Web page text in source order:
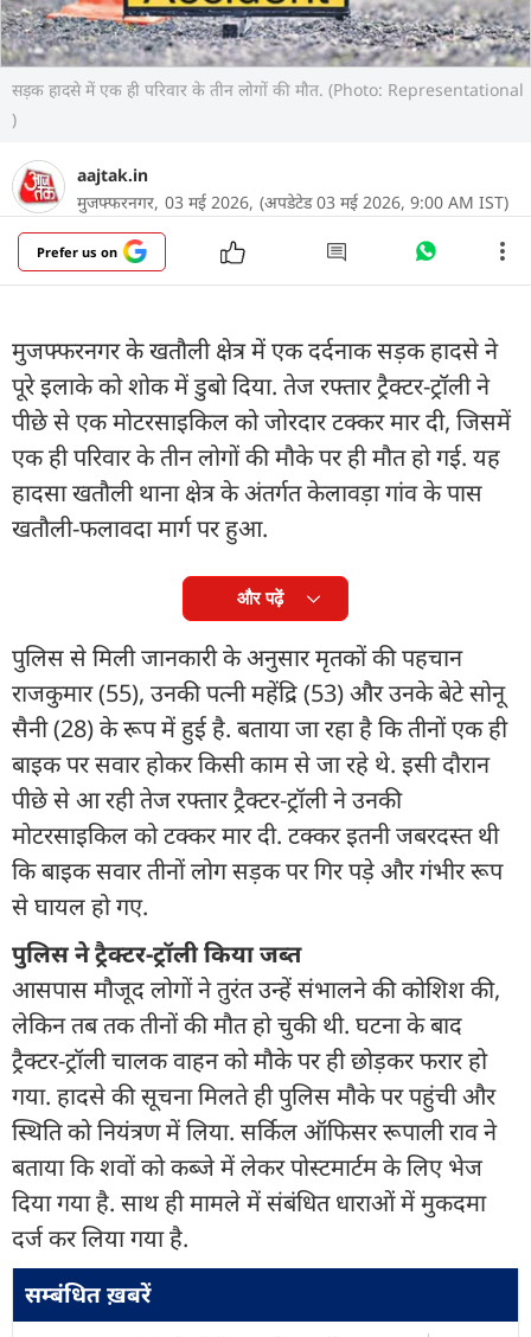
सड़क हादसे में एक ही परिवार के तीन लोगों की मौत. (Photo: Representational
)
aajtak.in
मुजफ्फरनगर, 03 मई 2026, (अपडेटेड 03 मई 2026, 9:00 AM IST)
Prefer us on
मुजफ्फरनगर के खतौली क्षेत्र में एक दर्दनाक सड़क हादसे ने
पूरे इलाके को शोक में डुबो दिया. तेज रफ्तार ट्रैक्टर-ट्रॉली ने
पीछे से एक मोटरसाइकिल को जोरदार टक्कर मार दी, जिसमें
एक ही परिवार के तीन लोगों की मौके पर ही मौत हो गई. यह
हादसा खतौली थाना क्षेत्र के अंतर्गत केलावड़ा गांव के पास
खतौली-फलावदा मार्ग पर हुआ.
और पढ़ें
पुलिस से मिली जानकारी के अनुसार मृतकों की पहचान
राजकुमार (55), उनकी पत्नी महेंद्रि (53) और उनके बेटे सोनू
सैनी (28) के रूप में हुई है. बताया जा रहा है कि तीनों एक ही
बाइक पर सवार होकर किसी काम से जा रहे थे. इसी दौरान
पीछे से आ रही तेज रफ्तार ट्रैक्टर-ट्रॉली ने उनकी
मोटरसाइकिल को टक्कर मार दी. टक्कर इतनी जबरदस्त थी
कि बाइक सवार तीनों लोग सड़क पर गिर पड़े और गंभीर रूप
से घायल हो गए.
पुलिस ने ट्रैक्टर-ट्रॉली किया जब्त
आसपास मौजूद लोगों ने तुरंत उन्हें संभालने की कोशिश की,
लेकिन तब तक तीनों की मौत हो चुकी थी. घटना के बाद
ट्रैक्टर-ट्रॉली चालक वाहन को मौके पर ही छोड़कर फरार हो
गया. हादसे की सूचना मिलते ही पुलिस मौके पर पहुंची और
स्थिति को नियंत्रण में लिया. सर्किल ऑफिसर रूपाली राव ने
बताया कि शवों को कब्जे में लेकर पोस्टमार्टम के लिए भेज
दिया गया है. साथ ही मामले में संबंधित धाराओं में मुकदमा
दर्ज कर लिया गया है.
सम्बंधित ख़बरें